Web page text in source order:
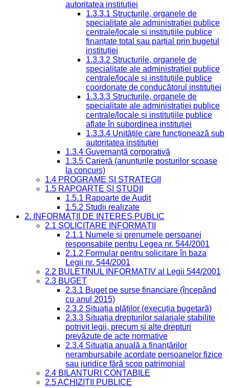
autoritatea instituției
1.3.3.1 Structurile, organele de
specialitate ale administrației publice
centrale/locale și instituțiile publice
finanțate total sau parțial prin bugetul
instituției
1.3.3.2 Structurile, organele de
specialitate ale administrației publice
centrale/locale și instituțiile publice
coordonate de conducătorul instituției
1.3.3.3 Structurile, organele de
specialitate ale administrației publice
centrale/locale și instituțiile publice
aflate în subordinea instituției
1.3.3.4 Unitățile care funcționează sub
autoritatea instituției
1.3.4 Guvernanță corporativă
1.3.5 Carieră (anunțurile posturilor scoase
la concurs)
1.4 PROGRAME ȘI STRATEGII
1.5 RAPOARTE ȘI STUDII
1.5.1 Rapoarte de Audit
1.5.2 Studii realizate
2. INFORMAȚII DE INTERES PUBLIC
2.1 SOLICITARE INFORMAȚII
2.1.1 Numele și prenumele persoanei
responsabile pentru Legea nr. 544/2001
2.1.2 Formular pentru solicitare în baza
Legii nr. 544/2001
2.2 BULETINUL INFORMATIV al Legii 544/2001
2.3 BUGET
2.3.1 Buget pe surse financiare (începând
cu anul 2015)
2.3.2 Situația plăților (execuția bugetară)
2.3.3 Situația drepturilor salariale stabilite
potrivit legii, precum și alte drepturi
prevăzute de acte normative
2.3.4 Situația anuală a finanțărilor
nerambursabile acordate persoanelor fizice
sau juridice fără scop patrimonial
2.4 BILANȚURI CONTABILE
2.5 ACHIZIȚII PUBLICE